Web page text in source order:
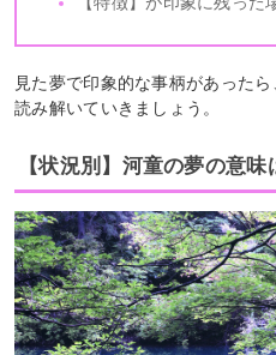
見た夢で印象的な事柄があった
読み解いていきましょう。
【状況別】河童の夢の意味